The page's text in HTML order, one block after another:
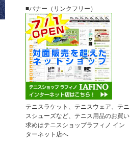
■バナー（リンクフリー）
テニスラケット、テニスウェア、テニ
スシューズなど、テニス用品のお買い
求めはテニスショップラフィノ イン
ターネット店へ